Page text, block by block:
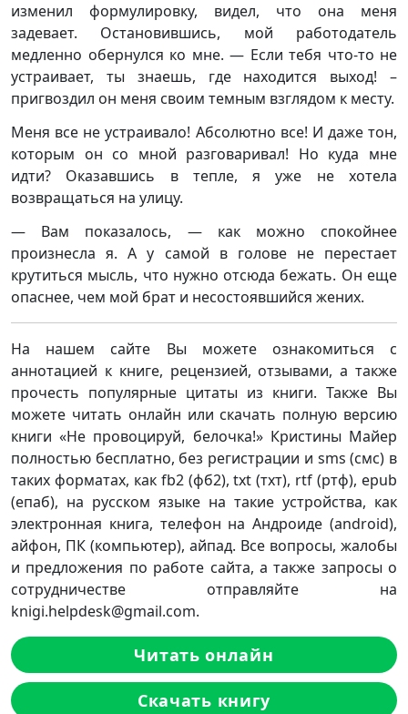
изменил формулировку, видел, что она меня
задевает. Остановившись, мой работодатель
медленно обернулся ко мне. — Если тебя что-то не
устраивает, ты знаешь, где находится выход! –
пригвоздил он меня своим темным взглядом к месту.
Меня все не устраивало! Абсолютно все! И даже тон,
которым он со мной разговаривал! Но куда мне
идти? Оказавшись в тепле, я уже не хотела
возвращаться на улицу.
— Вам показалось, — как можно спокойнее
произнесла я. А у самой в голове не перестает
крутиться мысль, что нужно отсюда бежать. Он еще
опаснее, чем мой брат и несостоявшийся жених.
На нашем сайте Вы можете ознакомиться с
аннотацией к книге, рецензией, отзывами, а также
прочесть популярные цитаты из книги. Также Вы
можете читать онлайн или скачать полную версию
книги «Не провоцируй, белочка!» Кристины Майер
полностью бесплатно, без регистрации и sms (смс) в
таких форматах, как fb2 (фб2), txt (тхт), rtf (ртф), epub
(епаб), на русском языке на такие устройства, как
электронная книга, телефон на Андроиде (android),
айфон, ПК (компьютер), айпад. Все вопросы, жалобы
и предложения по работе сайта, а также запросы о
сотрудничестве отправляйте на
knigi.helpdesk@gmail.com.
Читать онлайн
Скачать книгу